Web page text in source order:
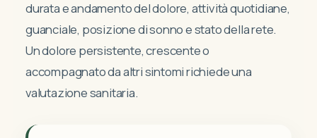
durata e andamento del dolore, attività quotidiane,
guanciale, posizione di sonno e stato della rete.
Un dolore persistente, crescente o
accompagnato da altri sintomi richiede una
valutazione sanitaria.